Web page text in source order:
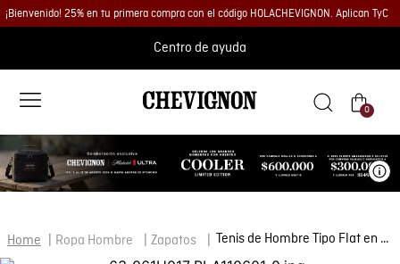
¡Bienvenido! 25% en tu primera compra con el código HOLACHEVIGNON. Aplican TyC
Centro de ayuda
0
Ropa Hombre Zapatos Tenis de Hombre Tipo Flat en Cuero Anilina y Gamuzado Repelente al Agua